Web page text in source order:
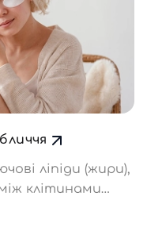
ліпіди (жири),
клітинами